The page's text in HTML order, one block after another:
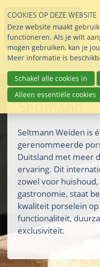
links
over
Direct
naar
inhoud
Direct
naar
het
Menu
Seltmann
Seltmann Weiden is
gerenommeerde
Duitsland met meer
ervaring. Dit
zowel voor
gastronomie, staat
kwaliteit porselein
functionaliteit,
exclusiviteit.
COOKIES OP DEZE WEBSITE
Deze website maakt
functioneren. Als je wilt
mogen gebruiken, kan je
Meer informatie is
Schakel alle cookies in
Alleen essentiële cookies